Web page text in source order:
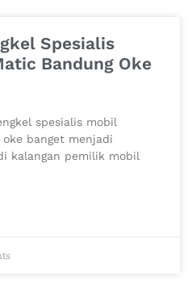
Spesialis
Bandung Oke
spesialis mobil
banget menjadi
kalangan pemilik mobil